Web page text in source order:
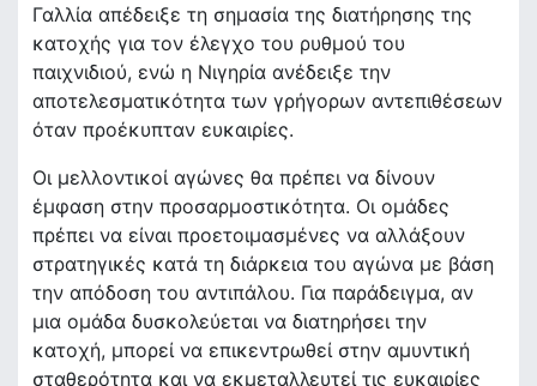
Γαλλία απέδειξε τη σημασία της διατήρησης της
κατοχής για τον έλεγχο του ρυθμού του
παιχνιδιού, ενώ η Νιγηρία ανέδειξε την
αποτελεσματικότητα των γρήγορων αντεπιθέσεων
όταν προέκυπταν ευκαιρίες.
Οι μελλοντικοί αγώνες θα πρέπει να δίνουν
έμφαση στην προσαρμοστικότητα. Οι ομάδες
πρέπει να είναι προετοιμασμένες να αλλάξουν
στρατηγικές κατά τη διάρκεια του αγώνα με βάση
την απόδοση του αντιπάλου. Για παράδειγμα, αν
μια ομάδα δυσκολεύεται να διατηρήσει την
κατοχή, μπορεί να επικεντρωθεί στην αμυντική
σταθερότητα και να εκμεταλλευτεί τις ευκαιρίες